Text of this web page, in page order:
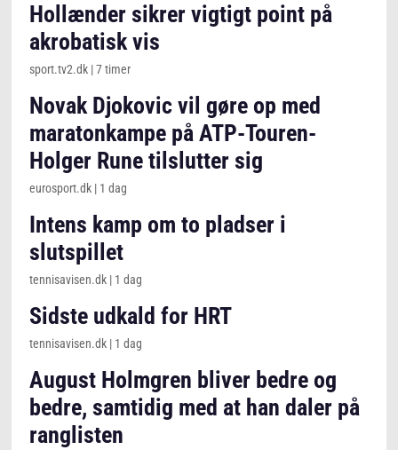
Hollænder sikrer vigtigt point på
akrobatisk vis
sport.tv2.dk |7 timer
Novak Djokovic vil gøre op med
maratonkampe på ATP-Touren-
Holger Rune tilslutter sig
eurosport.dk | 1 dag
Intens kamp om to pladser i
slutspillet
tennisavisen.dk | 1 dag
Sidste udkald for HRT
tennisavisen.dk | 1 dag
August Holmgren bliver bedre og
bedre, samtidig med at han daler på
ranglisten